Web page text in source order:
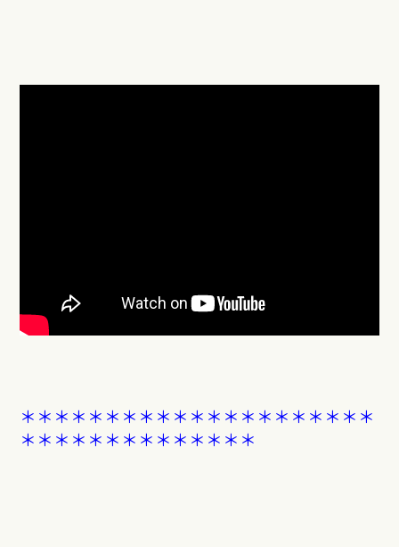
＊＊＊＊＊＊＊＊＊＊＊＊＊＊＊＊＊＊＊＊＊
＊＊＊＊＊＊＊＊＊＊＊＊＊＊